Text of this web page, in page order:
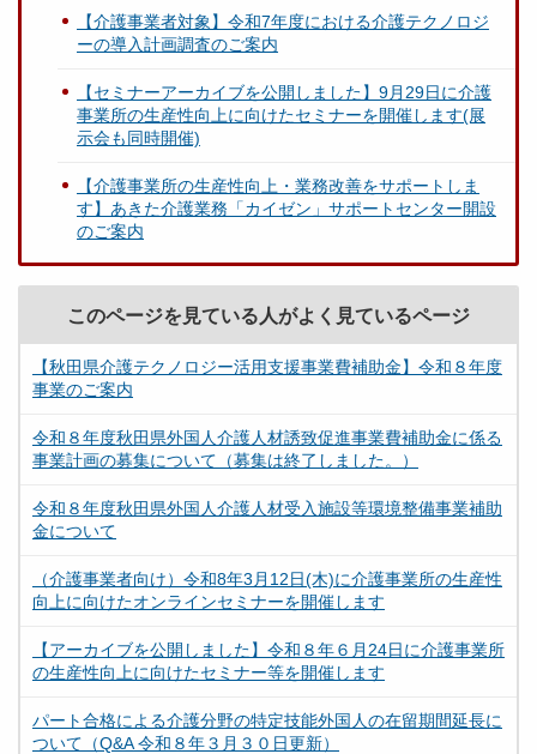
【介護事業者対象】令和7年度における介護テクノロジ
ーの導入計画調査のご案内
【セミナーアーカイブを公開しました】9月29日に介護
事業所の生産性向上に向けたセミナーを開催します(展
示会も同時開催)
【介護事業所の生産性向上・業務改善をサポートしま
す】あきた介護業務「カイゼン」サポートセンター開設
のご案内
このページを見ている人がよく見ているページ
【秋田県介護テクノロジー活用支援事業費補助金】令和８年度
事業のご案内
令和８年度秋田県外国人介護人材誘致促進事業費補助金に係る
事業計画の募集について（募集は終了しました。）
令和８年度秋田県外国人介護人材受入施設等環境整備事業補助
金について
（介護事業者向け）令和8年3月12日(木)に介護事業所の生産性
向上に向けたオンラインセミナーを開催します
【アーカイブを公開しました】令和８年６月24日に介護事業所
の生産性向上に向けたセミナー等を開催します
パート合格による介護分野の特定技能外国人の在留期間延長に
ついて（Q&A 令和８年３月３０日更新）